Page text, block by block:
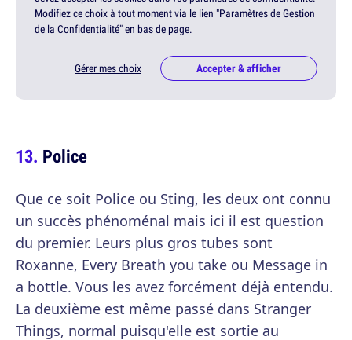
Modifiez ce choix à tout moment via le lien "Paramètres de Gestion
de la Confidentialité" en bas de page.
Gérer mes choix Accepter & afficher
Police
Que ce soit Police ou Sting, les deux ont connu
un succès phénoménal mais ici il est question
du premier. Leurs plus gros tubes sont
Roxanne, Every Breath you take ou Message in
a bottle. Vous les avez forcément déjà entendu.
La deuxième est même passé dans Stranger
Things, normal puisqu'elle est sortie au